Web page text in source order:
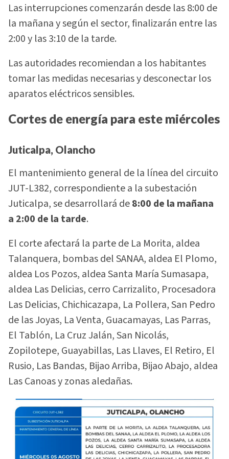
Las interrupciones comenzarán desde las 8:00 de
la mañana y según el sector, finalizarán entre las
2:00 y las 3:10 de la tarde.
Las autoridades recomiendan a los habitantes
tomar las medidas necesarias y desconectar los
aparatos eléctricos sensibles.
Cortes de energía para este miércoles
Juticalpa, Olancho
El mantenimiento general de la línea del circuito
JUT-L382, correspondiente a la subestación
Juticalpa, se desarrollará de8:00 de la mañana
a 2:00 de la tarde.
El corte afectará la parte de La Morita, aldea
Talanquera, bombas del SANAA, aldea El Plomo,
aldea Los Pozos, aldea Santa María Sumasapa,
aldea Las Delicias, cerro Carrizalito, Procesadora
Las Delicias, Chichicazapa, La Pollera, San Pedro
de las Joyas, La Venta, Guacamayas, Las Parras,
El Tablón, La Cruz Jalán, San Nicolás,
Zopilotepe, Guayabillas, Las Llaves, El Retiro, El
Rusio, Las Bandas, Bijao Arriba, Bijao Abajo, aldea
Las Canoas y zonas aledañas.